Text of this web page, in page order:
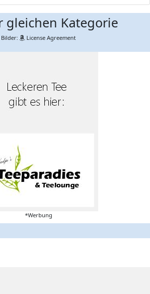
gleichen Kategorie
Bilder: License Agreement
*Werbung